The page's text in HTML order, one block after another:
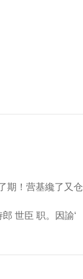
期！营基纔了又仓
世臣 职。因諭‘